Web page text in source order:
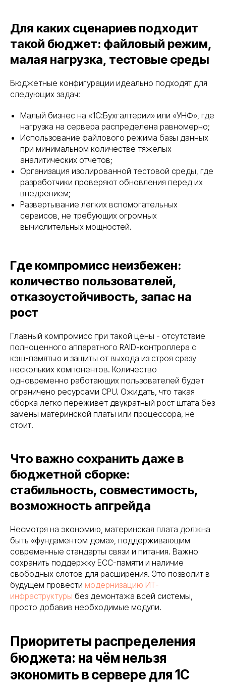
Для каких сценариев подходит
такой бюджет: файловый режим,
малая нагрузка, тестовые среды
Бюджетные конфигурации идеально подходят для
следующих задач:
Малый бизнес на «1С:Бухгалтерии» или «УНФ», где
нагрузка на сервера распределена равномерно;
Использование файлового режима базы данных
при минимальном количестве тяжелых
аналитических отчетов;
Организация изолированной тестовой среды, где
разработчики проверяют обновления перед их
внедрением;
Развертывание легких вспомогательных
сервисов, не требующих огромных
вычислительных мощностей.
Где компромисс неизбежен:
количество пользователей,
отказоустойчивость, запас на
рост
Главный компромисс при такой цены - отсутствие
полноценного аппаратного RAID-контроллера с
кэш-памятью и защиты от выхода из строя сразу
нескольких компонентов. Количество
одновременно работающих пользователей будет
ограничено ресурсами CPU. Ожидать, что такая
сборка легко переживет двукратный рост штата без
замены материнской платы или процессора, не
стоит.
Что важно сохранить даже в
бюджетной сборке:
стабильность, совместимость,
возможность апгрейда
Несмотря на экономию, материнская плата должна
быть «фундаментом дома», поддерживающим
современные стандарты связи и питания. Важно
сохранить поддержку ECC-памяти и наличие
свободных слотов для расширения. Это позволит в
будущем провести модернизацию ИТ-
инфраструктуры без демонтажа всей системы,
просто добавив необходимые модули.
Приоритеты распределения
бюджета: на чём нельзя
экономить в сервере для 1С